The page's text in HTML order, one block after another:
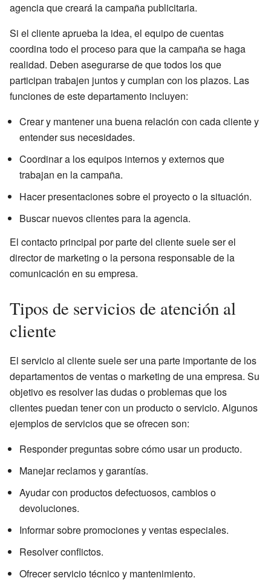
agencia que creará la campaña publicitaria.
Si el cliente aprueba la idea, el equipo de cuentas
coordina todo el proceso para que la campaña se haga
realidad. Deben asegurarse de que todos los que
participan trabajen juntos y cumplan con los plazos. Las
funciones de este departamento incluyen:
Crear y mantener una buena relación con cada cliente y
entender sus necesidades.
Coordinar a los equipos internos y externos que
trabajan en la campaña.
Hacer presentaciones sobre el proyecto o la situación.
Buscar nuevos clientes para la agencia.
El contacto principal por parte del cliente suele ser el
director de marketing o la persona responsable de la
comunicación en su empresa.
Tipos de servicios de atención al
cliente
El servicio al cliente suele ser una parte importante de los
departamentos de ventas o marketing de una empresa. Su
objetivo es resolver las dudas o problemas que los
clientes puedan tener con un producto o servicio. Algunos
ejemplos de servicios que se ofrecen son:
Responder preguntas sobre cómo usar un producto.
Manejar reclamos y garantías.
Ayudar con productos defectuosos, cambios o
devoluciones.
Informar sobre promociones y ventas especiales.
Resolver conflictos.
Ofrecer servicio técnico y mantenimiento.